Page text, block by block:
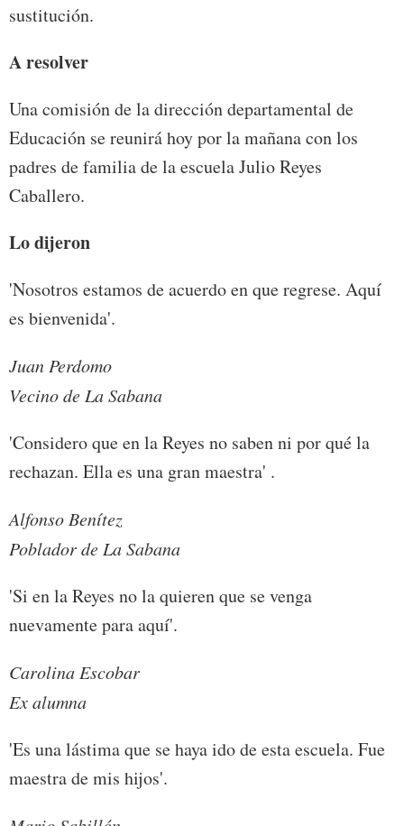
sustitución.
A resolver
Una comisión de la dirección departamental de
Educación se reunirá hoy por la mañana con los
padres de familia de la escuela Julio Reyes
Caballero.
Lo dijeron
'Nosotros estamos de acuerdo en que regrese. Aquí
es bienvenida'.
Juan Perdomo
Vecino de La Sabana
'Considero que en la Reyes no saben ni por qué la
rechazan. Ella es una gran maestra' .
Alfonso Benítez
Poblador de La Sabana
'Si en la Reyes no la quieren que se venga
nuevamente para aquí'.
Carolina Escobar
Ex alumna
'Es una lástima que se haya ido de esta escuela. Fue
maestra de mis hijos'.